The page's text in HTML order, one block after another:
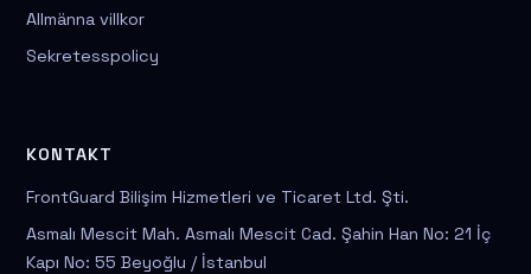
Allmänna villkor
Sekretesspolicy
KONTAKT
FrontGuard Bilişim Hizmetleri ve Ticaret Ltd. Şti.
Asmalı Mescit Mah. Asmalı Mescit Cad. Şahin Han No: 21 İç
Kapı No: 55 Beyoğlu / İstanbul